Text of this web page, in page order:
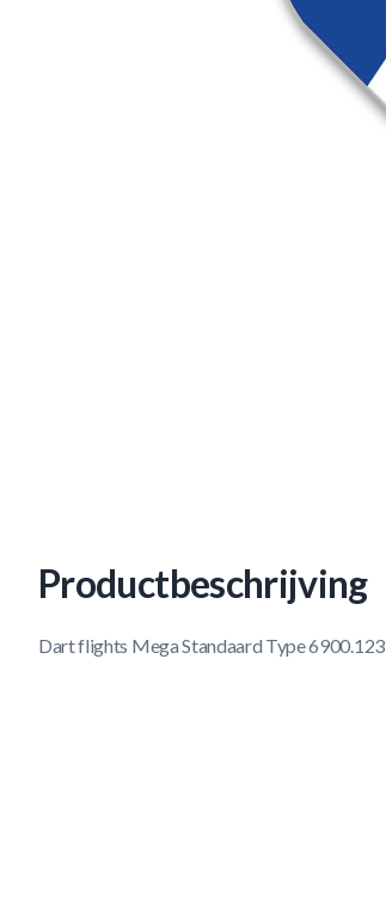
Productbeschrijving
Dart flights Mega Standaard Type 6900.123